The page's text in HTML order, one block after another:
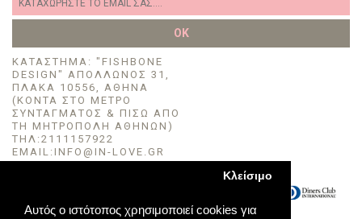
Αυτός ο ιστότοπος χρησιμοποιεί cookies για
Κλείσιμο
OK
KΑΤΆΣΤΗΜΑ: "FISHBONE
DESIGN" ΑΠΌΛΛΩΝΟΣ 31,
ΠΛΆΚΑ 10556, ΑΘΉΝΑ
(ΚΟΝΤΆ ΣΤΟ ΜΈΤΡΟ
ΣΥΝΤΆΓΜΑΤΟΣ & ΠΙΣΩ ΑΠΟ
ΤΗ ΜΗΤΡΟΠΟΛΗ ΑΘΗΝΩΝ)
TΗΛ:2111157922
EMAIL:INFO@IN-LOVE.GR